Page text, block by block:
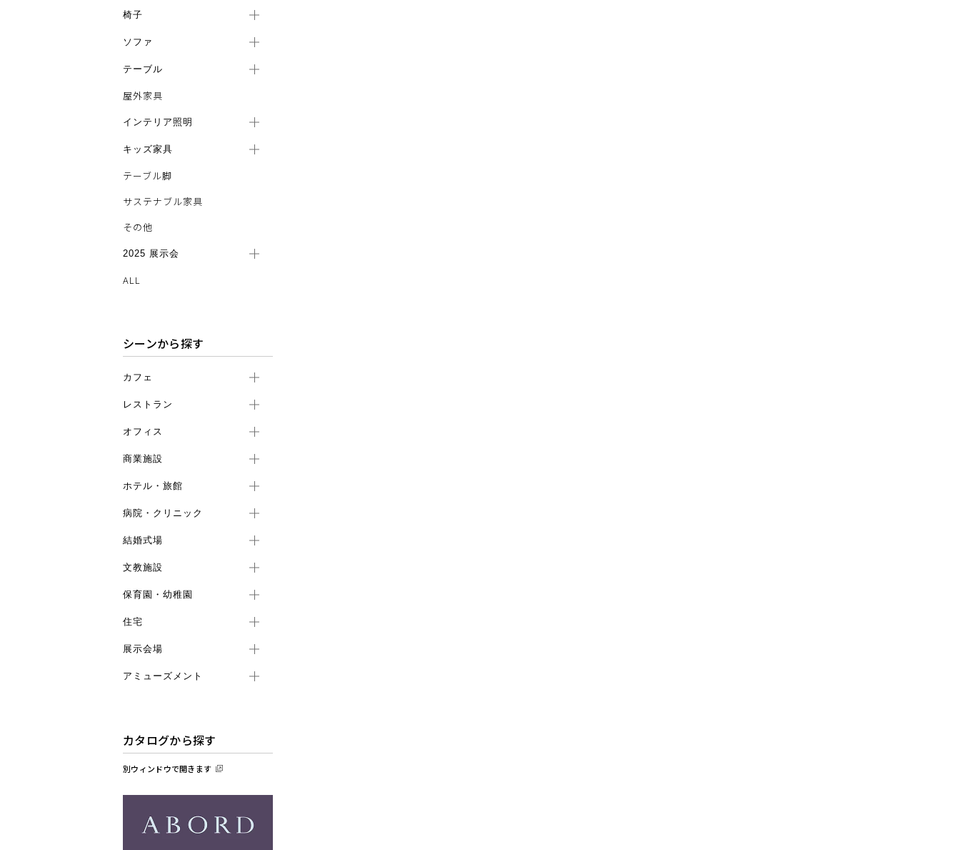
椅子
ソファ
テーブル
屋外家具
インテリア照明
キッズ家具
テーブル脚
サステナブル家具
その他
2025 展示会
ALL
シーンから探す
カフェ
レストラン
オフィス
商業施設
ホテル・旅館
病院・クリニック
結婚式場
文教施設
保育園・幼稚園
住宅
展示会場
アミューズメント
カタログから探す
別ウィンドウで開きます